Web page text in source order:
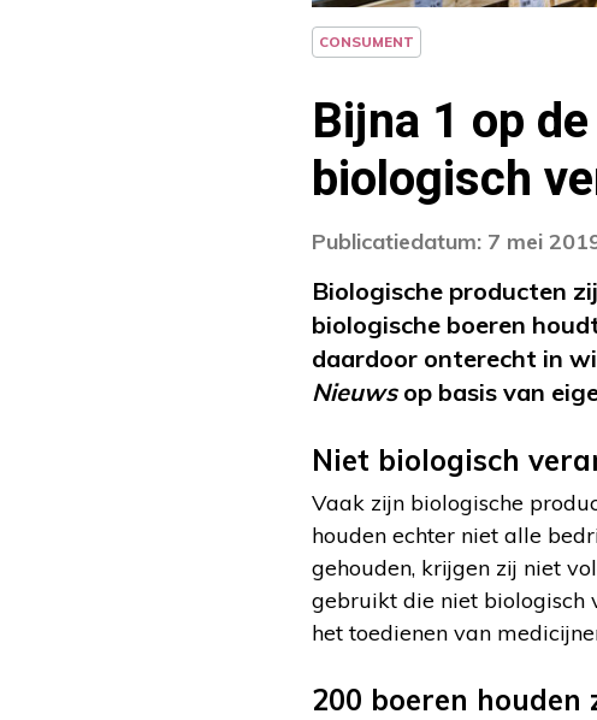
CONSUMENT
Bijna 1 op
biologisch
Publicatiedatum: 7 mei
Biologische producten
biologische boeren
daardoor onterecht in
Nieuwsop basis van
Niet biologisch
Vaak zijn biologische
houden echter niet alle
gehouden, krijgen zij niet
gebruikt die niet biologisch
het toedienen van
200 boeren